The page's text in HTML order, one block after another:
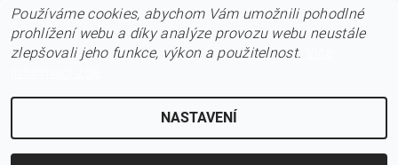
2026 ©Pojďnavíno.cz, všechna práva vyhrazena
Používáme cookies, abychom Vám umožnili pohodlné
prohlížení webu a díky analýze provozu webu neustále
zlepšovali jeho funkce, výkon a použitelnost.
NASTAVENÍ